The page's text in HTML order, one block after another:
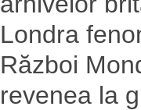
Londra
Război
revenea la